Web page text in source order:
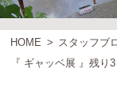
HOME
スタッフブ
『 ギャッベ展 』残り